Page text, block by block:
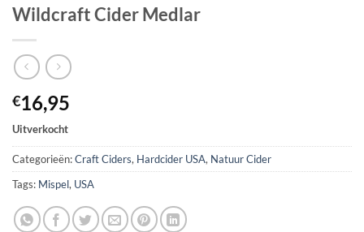
Wildcraft Cider Medlar
€16,95
Uitverkocht
Categorieën:Craft Ciders, Hardcider USA, Natuur Cider
Tags: Mispel, USA